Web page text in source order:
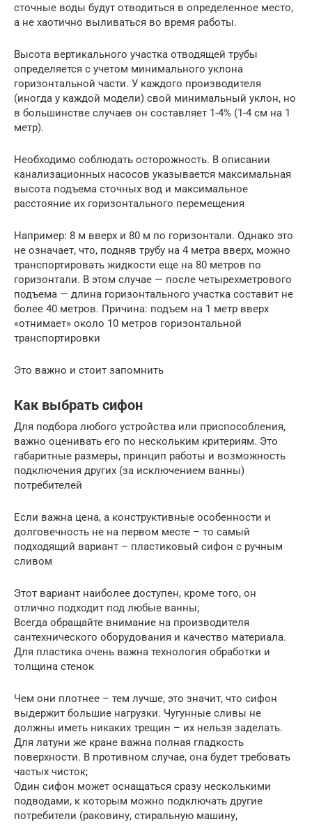
сточные воды будут отводиться в определенное место,
а не хаотично выливаться во время работы.
Высота вертикального участка отводящей трубы
определяется с учетом минимального уклона
горизонтальной части. У каждого производителя
(иногда у каждой модели) свой минимальный уклон, но
в большинстве случаев он составляет 1-4% (1-4 см на 1
метр).
Необходимо соблюдать осторожность. В описании
канализационных насосов указывается максимальная
высота подъема сточных вод и максимальное
расстояние их горизонтального перемещения
Например: 8 м вверх и 80 м по горизонтали. Однако это
не означает, что, подняв трубу на 4 метра вверх, можно
транспортировать жидкости еще на 80 метров по
горизонтали. В этом случае — после четырехметрового
подъема — длина горизонтального участка составит не
более 40 метров. Причина: подъем на 1 метр вверх
«отнимает» около 10 метров горизонтальной
транспортировки
Это важно и стоит запомнить
Как выбрать сифон
Для подбора любого устройства или приспособления,
важно оценивать его по нескольким критериям. Это
габаритные размеры, принцип работы и возможность
подключения других (за исключением ванны)
потребителей
Если важна цена, а конструктивные особенности и
долговечность не на первом месте – то самый
подходящий вариант – пластиковый сифон с ручным
сливом
Этот вариант наиболее доступен, кроме того, он
отлично подходит под любые ванны;
Всегда обращайте внимание на производителя
сантехнического оборудования и качество материала.
Для пластика очень важна технология обработки и
толщина стенок
Чем они плотнее – тем лучше, это значит, что сифон
выдержит большие нагрузки. Чугунные сливы не
должны иметь никаких трещин – их нельзя заделать.
Для латуни же кране важна полная гладкость
поверхности. В противном случае, она будет требовать
частых чисток;
Один сифон может оснащаться сразу несколькими
подводами, к которым можно подключать другие
потребители (раковину, стиральную машину,